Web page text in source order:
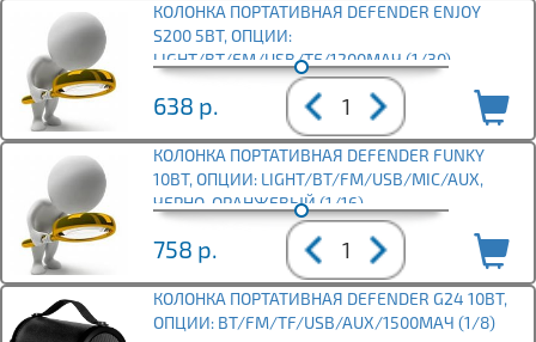
КОЛОНКА ПОРТАТИВНАЯ DEFENDER ENJOY
S200 5ВТ, ОПЦИИ:
LIGHT/BT/FM/USB/TF/1200МАЧ (1/30)
638 р.
КОЛОНКА ПОРТАТИВНАЯ DEFENDER FUNKY
10ВТ, ОПЦИИ: LIGHT/BT/FM/USB/MIC/AUX,
ЧЕРНО-ОРАНЖЕВЫЙ (1/16)
758 р.
КОЛОНКА ПОРТАТИВНАЯ DEFENDER G24 10ВТ,
ОПЦИИ: BT/FM/TF/USB/AUX/1500МАЧ (1/8)